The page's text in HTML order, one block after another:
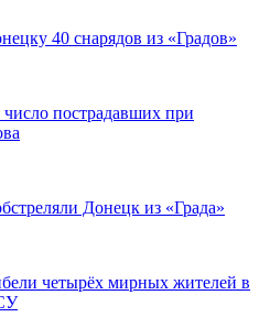
40 снарядов из «Градов»
пострадавших при
Донецк из «Града»
четырёх мирных жителей в